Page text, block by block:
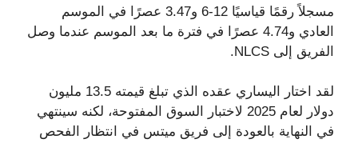
مسجلاً رقمًا قياسيًا 12-6 و3.47 عصرًا في الموسم
العادي و4.74 عصرًا في فترة ما بعد الموسم عندما وصل
الفريق إلى NLCS.
لقد اختار اليساري عقده الذي تبلغ قيمته 13.5 مليون
دولار لعام 2025 لاختبار السوق المفتوحة، لكنه سينتهي
في النهاية بالعودة إلى فريق ميتس في انتظار الفحص